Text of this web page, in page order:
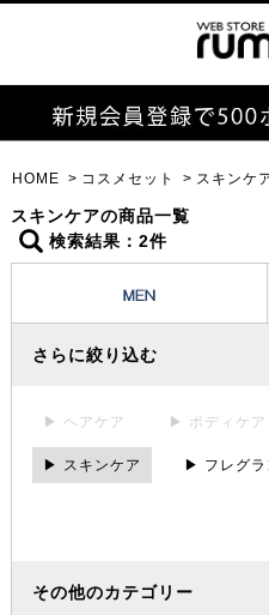
HOME コスメセット スキンケ
スキンケアの商品一覧
検索結果：2件
さらに絞り込む
▶ ヘアケア ▶ ボディケア
▶ スキンケア ▶ フレグラ
その他のカテゴリー